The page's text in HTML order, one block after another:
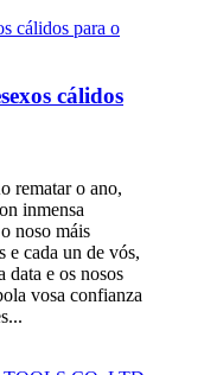
cálidos
rematar o ano,
inmensa
noso máis
e cada un de vós,
data e os nosos
vosa confianza